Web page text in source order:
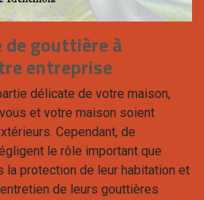
de gouttière à
entreprise
délicate de votre maison,
et votre maison soient
Cependant, de
le rôle important que
la protection de leur habitation et
de leurs gouttières